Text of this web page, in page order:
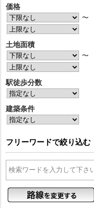
価格
〜
土地面積
〜
駅徒歩分数
建築条件
フリーワードで絞り込む